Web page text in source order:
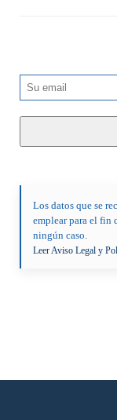
Los datos que se
emplear para el fin
ningún caso.
Leer Aviso Legal y